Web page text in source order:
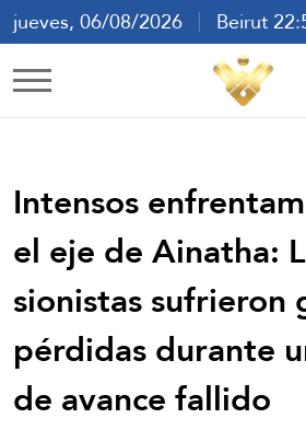
jueves, 06/08/2026
Beirut
ع En
Intensos
el eje de Ainatha:
sionistas sufrieron
pérdidas durante
de avance fallido